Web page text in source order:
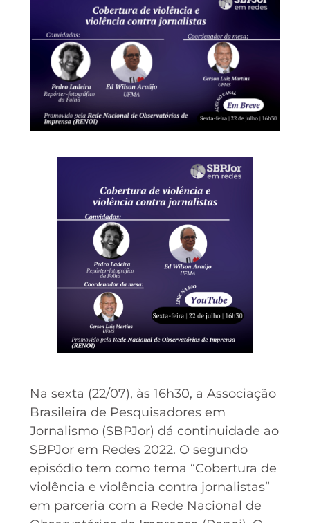
Na sexta (22/07), às 16h30, a Associação
Brasileira de Pesquisadores em
Jornalismo (SBPJor) dá continuidade ao
SBPJor em Redes 2022. O segundo
episódio tem como tema “Cobertura de
violência e violência contra jornalistas”
em parceria com a Rede Nacional de